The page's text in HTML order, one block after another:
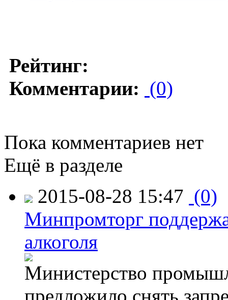
Рейтинг:
Комментарии: (0)
Пока комментариев нет
Ещё в разделе
2015-08-28 15:47 (0)
Минпромторг
алкоголя
Министерство
предложило снять